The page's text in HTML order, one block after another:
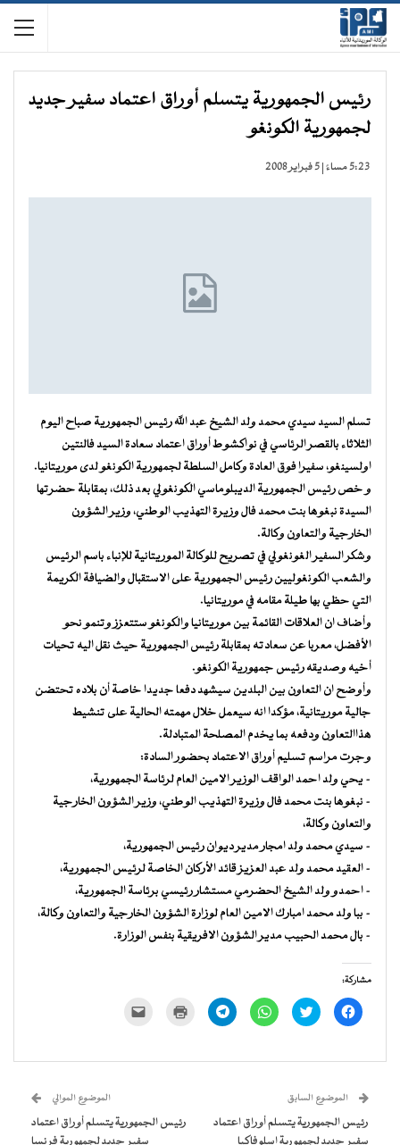
رئيس الجمهورية يتسلم أوراق اعتماد سفير جديد
لجمهورية الكونغو
5:23 مساءً | 5 فبراير 2008
تسلم السيد سيدي محمد ولد الشيخ عبد الله رئيس الجمهورية صباح اليوم
الثلاثاء بالقصر الرئاسي في نواكشوط أوراق اعتماد سعادة السيد فالنتين
اولسينغو، سفيرا فوق العادة وكامل السلطة لجمهورية الكونغو لدى موريتانيا.
و خص رئيس الجمهورية الديبلوماسي الكونغولي بعد ذلك، بمقابلة حضرتها
السيدة نبغوها بنت محمد فال وزيرة التهذيب الوطني، وزير الشؤون
الخارجية والتعاون وكالة.
وشكر السفير الغونغولي في تصريح للوكالة الموريتانية للإنباء باسم الرئيس
والشعب الكونغوليين رئيس الجمهورية على الاستقبال والضيافة الكريمة
التي حظي بها طيلة مقامه في موريتانيا.
وأضاف ان العلاقات القائمة بين موريتانيا والكونغو ستتعزز وتنمو نحو
الأفضل، معربا عن سعادته بمقابلة رئيس الجمهورية حيث نقل اليه تحيات
أخيه وصديقه رئيس جمهورية الكونغو.
وأوضح ان التعاون بين البلدين سيشهد دفعا جديدا خاصة أن بلاده تحتضن
جالية موريتانية، مؤكدا انه سيعمل خلال مهمته الحالية على تنشيط
هذاالتعاون ودفعه بما يخدم المصلحة المتبادلة.
وجرت مراسم تسليم أوراق الاعتماد بحضور السادة:
– يحي ولد احمد الواقف الوزير الامين العام لرئاسة الجمهورية،
– نبغوها بنت محمد فال وزيرة التهذيب الوطني، وزير الشؤون الخارجية
والتعاون وكالة،
– سيدي محمد ولد امجار مدير ديوان رئيس الجمهورية،
– العقيد محمد ولد عبد العزيز قائد الأركان الخاصة لرئيس الجمهورية،
– احمدو ولد الشيخ الحضرمي مستشار رئيسي برئاسة الجمهورية،
– ببا ولد محمد امبارك الامين العام لوزارة الشؤون الخارجية والتعاون وكالة،
– بال محمد الحبيب مدير الشؤون الافريقية بنفس الوزارة.
مشاركة:
انقر
للمشاركة
في
اضغط
للمشاركة
في
انقر
للمشاركة
في
انقر
للمشاركة
في
للطباعة
جديدة) الإلكتروني
نافذة
جديدة)
الموضوع السابق
رئيس الجمهورية يتسلم أوراق اعتماد
سفير جديد لجمهورية اسلوفاكيا
الموضوع الموالي
رئيس الجمهورية يتسلم أوراق اعتماد
سفير جديد لجمهورية فرنسا